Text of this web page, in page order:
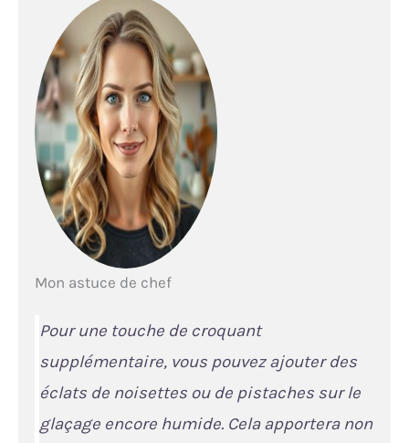
Mon astuce de chef
Pour une touche de croquant
supplémentaire, vous pouvez ajouter des
éclats de noisettes ou de pistaches sur le
glaçage encore humide. Cela apportera non